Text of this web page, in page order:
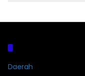
Daerah